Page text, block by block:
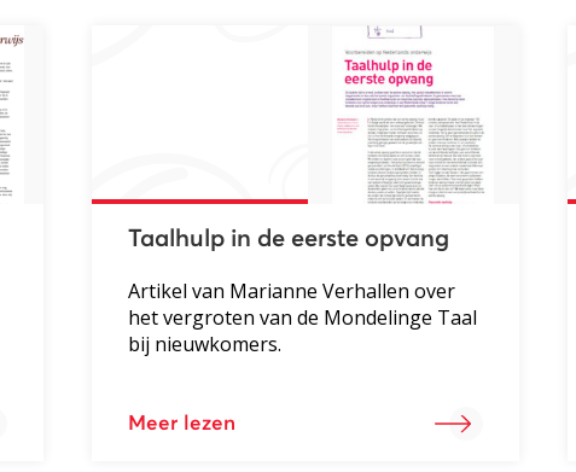
Taalhulp in de eerste opvang
Artikel van Marianne Verhallen over
het vergroten van de Mondelinge Taal
bij nieuwkomers.
Meer lezen